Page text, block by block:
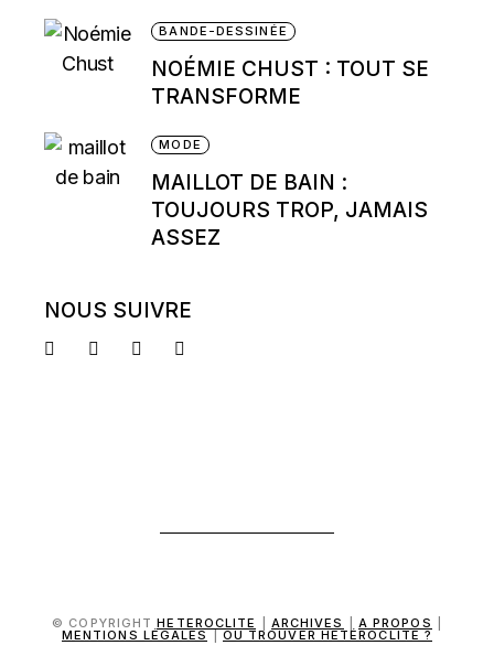
BANDE-DESSINÉE
NOÉMIE CHUST : TOUT SE
TRANSFORME
MODE
MAILLOT DE BAIN :
TOUJOURS TROP, JAMAIS
ASSEZ
NOUS SUIVRE
© COPYRIGHTHETEROCLITE ARCHIVES A PROPOS
MENTIONS LÉGALES|OÙ TROUVER HÉTÉROCLITE ?